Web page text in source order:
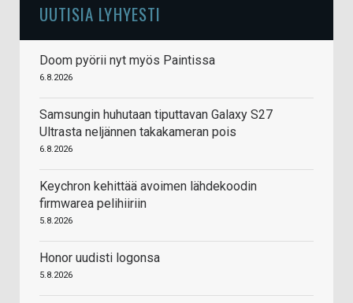
UUTISIA LYHYESTI
Doom pyörii nyt myös Paintissa
6.8.2026
Samsungin huhutaan tiputtavan Galaxy S27
Ultrasta neljännen takakameran pois
6.8.2026
Keychron kehittää avoimen lähdekoodin
firmwarea pelihiiriin
5.8.2026
Honor uudisti logonsa
5.8.2026